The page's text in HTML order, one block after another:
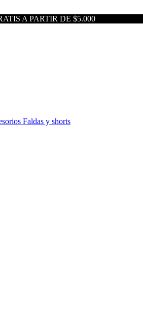
A PARTIR DE $5.000
Faldas y shorts